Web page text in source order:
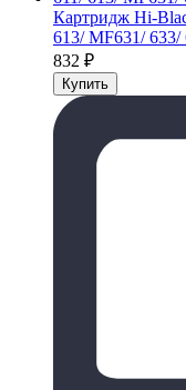
Картридж Hi-
613/ MF631/ 633/
832 ₽